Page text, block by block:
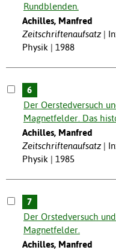
Rundblenden.
Achilles, Manfred
Zeitschriftenaufsatz
Physik | 1988
6
Der Oerstedversuch
Magnetfelder. Das
Achilles, Manfred
Zeitschriftenaufsatz
Physik | 1985
7
Der Orstedversuch
Magnetfelder.
Achilles, Manfred